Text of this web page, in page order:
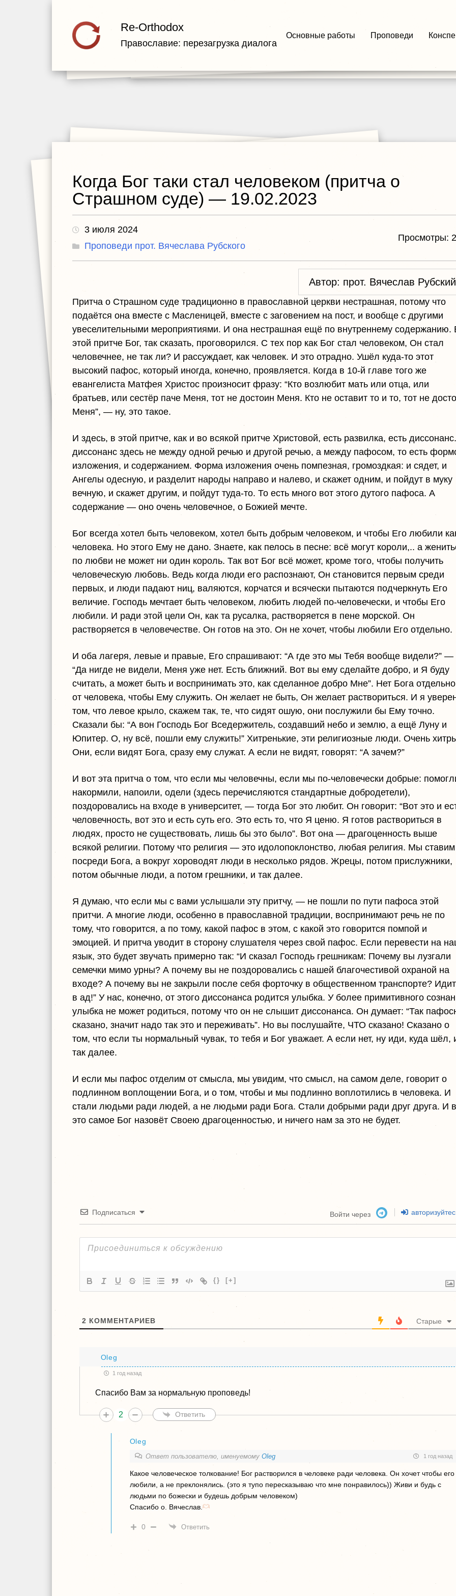
Re-Orthodox
Православие: перезагрузка диалога
Основные работы Проповеди
Когда Бог таки стал человеком (притча о
Страшном суде) — 19.02.2023
3 июля 2024
Проповеди прот. Вячеслава Рубского
Просмотры:
Автор: прот. Вячеслав Рубский
Притча о Страшном суде традиционно в православной церкви нестрашная, потому что
подаётся она вместе с Масленицей, вместе с заговением на пост, и вообще с другими
увеселительными мероприятиями. И она нестрашная ещё по внутреннему содержанию.
этой притче Бог, так сказать, проговорился. С тех пор как Бог стал человеком, Он стал
человечнее, не так ли? И рассуждает, как человек. И это отрадно. Ушёл куда-то этот
высокий пафос, который иногда, конечно, проявляется. Когда в 10-й главе того же
евангелиста Матфея Христос произносит фразу: “Кто возлюбит мать или отца, или
братьев, или сестёр паче Меня, тот не достоин Меня. Кто не оставит то и то, тот не
Меня”, — ну, это такое.
И здесь, в этой притче, как и во всякой притче Христовой, есть развилка, есть
диссонанс здесь не между одной речью и другой речью, а между пафосом, то есть
изложения, и содержанием. Форма изложения очень помпезная, громоздкая: и сядет, и
Ангелы одесную, и разделит народы направо и налево, и скажет одним, и пойдут в муку
вечную, и скажет другим, и пойдут туда-то. То есть много вот этого дутого пафоса. А
содержание — оно очень человечное, о Божией мечте.
Бог всегда хотел быть человеком, хотел быть добрым человеком, и чтобы Его любили
человека. Но этого Ему не дано. Знаете, как пелось в песне: всё могут короли,.. а
по любви не может ни один король. Так вот Бог всё может, кроме того, чтобы получить
человеческую любовь. Ведь когда люди его распознаю‌т, Он становится первым среди
первых, и люди падают ниц, валяются, корчатся и всячески пытаются подчеркнуть Его
величие. Господь мечтает быть человеком, любить людей по-человечески, и чтобы Его
любили. И ради этой цели Он, как та русалка, растворяется в пене морской. Он
растворяется в человечестве. Он готов на это. Он не хочет, чтобы любили Его отдельно.
И оба лагеря, левые и правые, Его спрашивают: “А где это мы Тебя вообще видели?” —
“Да нигде не видели, Меня уже нет. Есть ближний. Вот вы ему сделайте добро, и Я буду
считать, а может быть и воспринимать это, как сделанное добро Мне”. Нет Бога отдельно
от человека, чтобы Ему служить. Он желает не быть, Он желает раствориться. И я
том, что левое крыло, скажем так, те, что сидят ошую, они послужили бы Ему точно.
Сказали бы: “А вон Господь Бог Вседержитель, создавший небо и землю, а ещё Луну и
Юпитер. О, ну всё, пошли ему служить!” Хитренькие, эти религиозные люди. Очень
Они, если видят Бога, сразу ему служат. А если не видят, говорят: “А зачем?”
И вот эта притча о том, что если мы человечны, если мы по-человечески добрые:
накормили, напоили, одели (здесь перечисляются стандартные добродетели),
поздоровались на входе в университет, — тогда Бог это любит. Он говорит: “Вот это и
человечность, вот это и есть суть его. Это есть то, что Я ценю. Я готов раствориться в
людях, просто не существовать, лишь бы это было”. Вот она — драгоценность выше
всякой религии. Потому что религия — это идолопоклонство, любая религия. Мы ставим
посреди Бога, а вокруг хороводят люди в несколько рядов. Жрецы, потом прислужники,
потом обычные люди, а потом грешники, и так далее.
Я думаю, что если мы с вами услышали эту притчу, — не пошли по пути пафоса этой
притчи. А многие люди, особенно в православной традиции, воспринимают речь не по
тому, что говорится, а по тому, какой пафос в этом, с какой это говорится помпой и
эмоцией. И притча уводит в сторону слушателя через свой пафос. Если перевести на
язык, это будет звучать примерно так: “И сказал Господь грешникам: Почему вы лузгали
семечки мимо урны? А почему вы не поздоровались с нашей благочестивой охраной на
входе? А почему вы не закрыли после себя форточку в общественном транспорте?
в ад!” У нас, конечно, от этого диссонанса родится улыбка. У более примитивного
улыбка не может родиться, потому что он не слышит диссонанса. Он думает: “Так
сказано, значит надо так это и переживать”. Но вы послушайте, ЧТО сказано! Сказано о
том, что если ты нормальный чувак, то тебя и Бог уважает. А если нет, ну иди, куда шёл,
так далее.
И если мы пафос отделим от смысла, мы увидим, что смысл, на самом деле, говорит о
подлинном воплощении Бога, и о том, чтобы и мы подлинно воплотились в человека. И
стали людьми ради людей, а не людьми ради Бога. Стали добрыми ради друг друга. И
это самое Бог назовёт Своею драгоценностью, и ничего нам за это не будет.
Подписаться Войти через
{} [+]
2 КОММЕНТАРИЕВ Старые
Oleg
1 год назад
Спасибо Вам за нормальную проповедь!
2 Ответить
Oleg
Ответ пользователю, именуемому Oleg 1 год назад
Какое человеческое толкование! Бог растворился в человеке ради человека. Он хочет чтобы его
любили, а не преклонялись. (это я тупо пересказываю что мне понравилось)) Живи и будь с
людьми по божески и будешь добрым человеком)
Спасибо о. Вячеслав.
0 Ответить